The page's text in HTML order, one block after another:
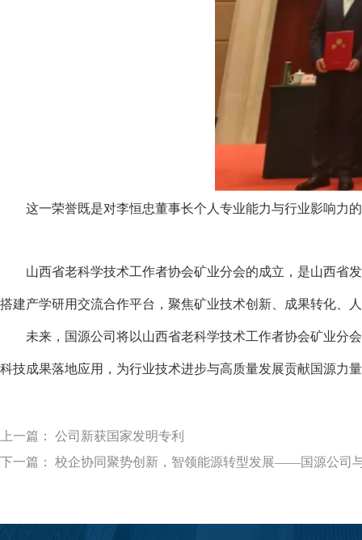
这一荣誉既是对李恒忠董事长个人专业能力与行业影响力
山西省老科学技术工作者协会矿业分会的成立，是山西省
搭建产学研用交流合作平台，聚焦矿业技术创新、成果转化、
未来，国源公司将以山西省老科学技术工作者协会矿业分
科技成果落地应用，为行业技术进步与高质量发展贡献国源力
上一篇： 公司新获国家发明专利
下一篇： 校企协同聚势创新，智领能源转型发展——国源公司